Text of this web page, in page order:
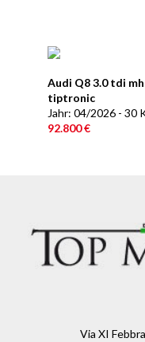
Audi Q8 3.0 tdi
tiptronic
Jahr: 04/2026 - 30
92.800 €
Via XI